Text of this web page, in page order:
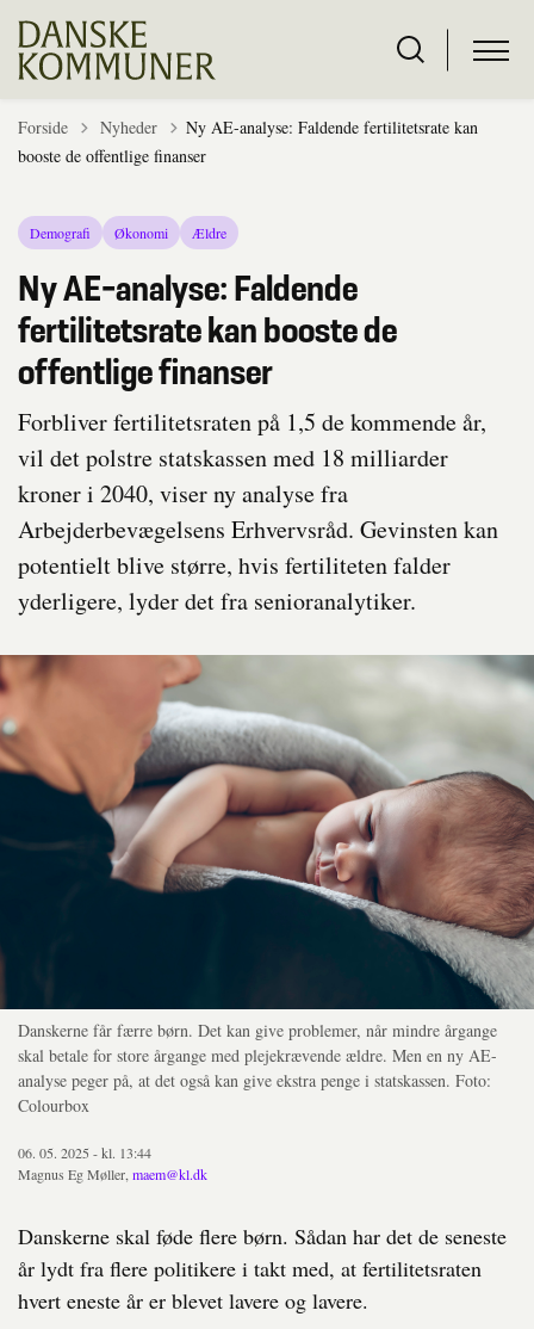
Forside Tilbage til
Nyheder
Ny AE-analyse: Faldende fertilitetsrate kan
booste de offentlige finanser
Demografi Økonomi Ældre
Ny AE-analyse: Faldende
fertilitetsrate kan booste de
offentlige finanser
Forbliver fertilitetsraten på 1,5 de kommende år,
vil det polstre statskassen med 18 milliarder
kroner i 2040, viser ny analyse fra
Arbejderbevægelsens Erhvervsråd. Gevinsten kan
potentielt blive større, hvis fertiliteten falder
yderligere, lyder det fra senioranalytiker.
Danskerne får færre børn. Det kan give problemer, når mindre årgange
skal betale for store årgange med plejekrævende ældre. Men en ny AE-
analyse peger på, at det også kan give ekstra penge i statskassen. Foto:
Colourbox
06. 05. 2025 - kl. 13:44
Magnus Eg Møller, maem@kl.dk
Danskerne skal føde flere børn. Sådan har det de seneste
år lydt fra flere politikere i takt med, at fertilitetsraten
hvert eneste år er blevet lavere og lavere.